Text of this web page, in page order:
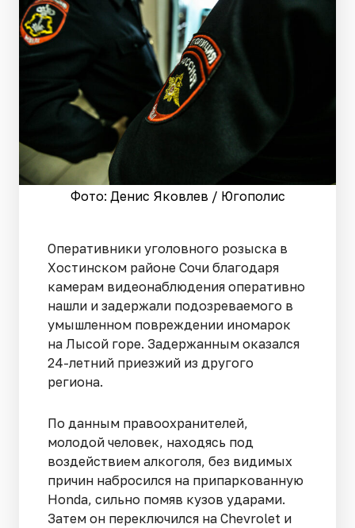
Фото: Денис Яковлев / Югополис
Оперативники уголовного розыска в
Хостинском районе Сочи благодаря
камерам видеонаблюдения оперативно
нашли и задержали подозреваемого в
умышленном повреждении иномарок
на Лысой горе. Задержанным оказался
24-летний приезжий из другого
региона.
По данным правоохранителей,
молодой человек, находясь под
воздействием алкоголя, без видимых
причин набросился на припаркованную
Honda, сильно помяв кузов ударами.
Затем он переключился на Chevrolet и